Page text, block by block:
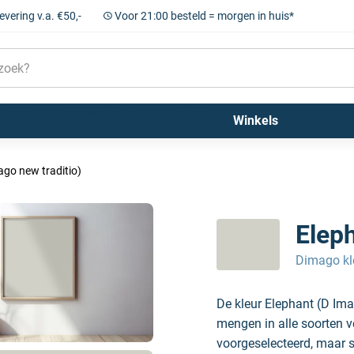
v.a. €50,- Voor 21:00 besteld = morgen in huis*
Winkels
new traditio)
Dimago
De kleur Elephant (D
mengen in alle soorten
voorgeselecteerd, maar